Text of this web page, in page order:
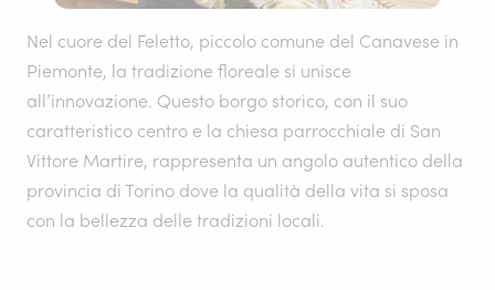
Nel cuore del Feletto, piccolo comune del Canavese in
Piemonte, la tradizione floreale si unisce
all’innovazione. Questo borgo storico, con il suo
caratteristico centro e la chiesa parrocchiale di San
Vittore Martire, rappresenta un angolo autentico della
provincia di Torino dove la qualità della vita si sposa
con la bellezza delle tradizioni locali.